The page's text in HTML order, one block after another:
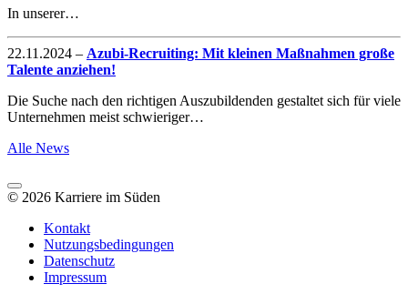
In unserer…
22.11.2024 – Azubi-Recruiting: Mit kleinen Maßnahmen große
Talente anziehen!
Die Suche nach den richtigen Auszubildenden gestaltet sich für viele
Unternehmen meist schwieriger…
Alle News
© 2026 Karriere im Süden
Kontakt
Nutzungsbedingungen
Datenschutz
Impressum